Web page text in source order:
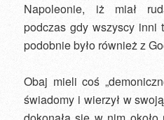
Napoleonie, iż miał
podczas gdy wszyscy inni
podobnie było również z
Obaj mieli coś
świadomy i wierzył w